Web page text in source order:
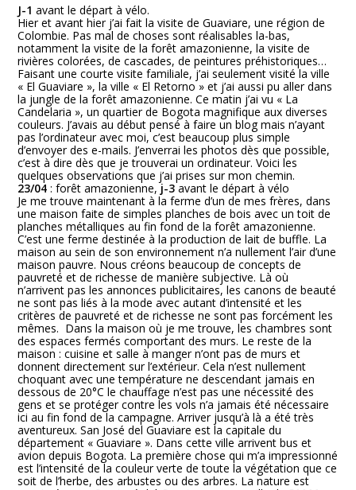
J-1 avant le départ à vélo.
Hier et avant hier j’ai fait la visite de Guaviare, une région de
Colombie. Pas mal de choses sont réalisables la-bas,
notamment la visite de la forêt amazonienne, la visite de
rivières colorées, de cascades, de peintures préhistoriques…
Faisant une courte visite familiale, j’ai seulement visité la ville
« El Guaviare », la ville « El Retorno » et j’ai aussi pu aller dans
la jungle de la forêt amazonienne. Ce matin j’ai vu « La
Candelaria », un quartier de Bogota magnifique aux diverses
couleurs. J’avais au début pensé à faire un blog mais n’ayant
pas l’ordinateur avec moi, c’est beaucoup plus simple
d’envoyer des e-mails. J’enverrai les photos dès que possible,
c’est à dire dès que je trouverai un ordinateur. Voici les
quelques observations que j’ai prises sur mon chemin.
23/04: forêt amazonienne,j-3avant le départ à vélo
Je me trouve maintenant à la ferme d’un de mes frères, dans
une maison faite de simples planches de bois avec un toit de
planches métalliques au fin fond de la forêt amazonienne.
C’est une ferme destinée à la production de lait de buffle. La
maison au sein de son environnement n’a nullement l’air d’une
maison pauvre. Nous créons beaucoup de concepts de
pauvreté et de richesse de manière subjective. Là où
n’arrivent pas les annonces publicitaires, les canons de beauté
ne sont pas liés à la mode avec autant d’intensité et les
critères de pauvreté et de richesse ne sont pas forcément les
mêmes. Dans la maison où je me trouve, les chambres sont
des espaces fermés comportant des murs. Le reste de la
maison : cuisine et salle à manger n’ont pas de murs et
donnent directement sur l’extérieur. Cela n’est nullement
choquant avec une température ne descendant jamais en
dessous de 20°C le chauffage n’est pas une nécessité des
gens et se protéger contre les vols n’a jamais été nécessaire
ici au fin fond de la campagne. Arriver jusqu’à là a été très
aventureux. San José del Guaviare est la capitale du
département « Guaviare ». Dans cette ville arrivent bus et
avion depuis Bogota. La première chose qui m’a impressionné
est l’intensité de la couleur verte de toute la végétation que ce
soit de l’herbe, des arbustes ou des arbres. La nature est